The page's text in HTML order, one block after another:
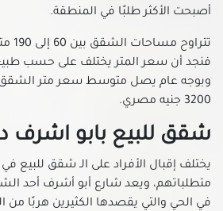
شقق للبيع في النزهة
شقق للبيع في الهضبة
شقق للبيع في
شقق للبيع في باب
شقق للبيع في بولاق أبو
شقق للبيع في جاردن
شقق للبيع في جسر
أصبحت الأكثر طلبًا في المنطقة.
فنجد أن سعر المتر يختلف على حسب
وبوجه عام يصل متوسط سعر متر الشقق
3200 جنيه مصري.
شقق للبيع بابو اشرف
يختلف إقبال الأفراد على الـ شقق للبيع
متطلباتهم، ويعد شارع أبو أشرف أحد
في الحي والتي يقصدها الكثيرين هربًا من